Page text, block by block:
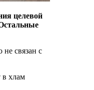
целевой
не связан с
в хлам